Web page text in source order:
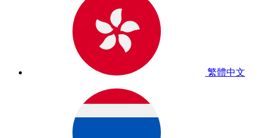
繁體中文